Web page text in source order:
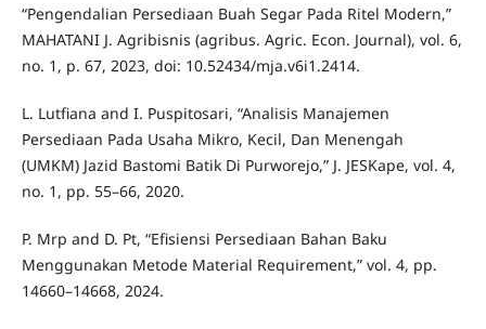
“Pengendalian Persediaan Buah Segar Pada Ritel Modern,”
MAHATANI J. Agribisnis (agribus. Agric. Econ. Journal), vol. 6,
no. 1, p. 67, 2023, doi: 10.52434/mja.v6i1.2414.
L. Lutfiana and I. Puspitosari, “Analisis Manajemen
Persediaan Pada Usaha Mikro, Kecil, Dan Menengah
(UMKM) Jazid Bastomi Batik Di Purworejo,” J. JESKape, vol. 4,
no. 1, pp. 55–66, 2020.
P. Mrp and D. Pt, “Efisiensi Persediaan Bahan Baku
Menggunakan Metode Material Requirement,” vol. 4, pp.
14660–14668, 2024.